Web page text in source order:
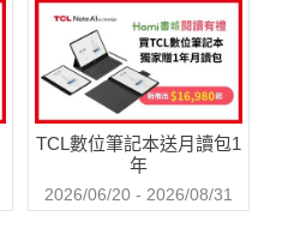
TCL數位筆記本送月讀包1
年
2026/06/20 - 2026/08/31